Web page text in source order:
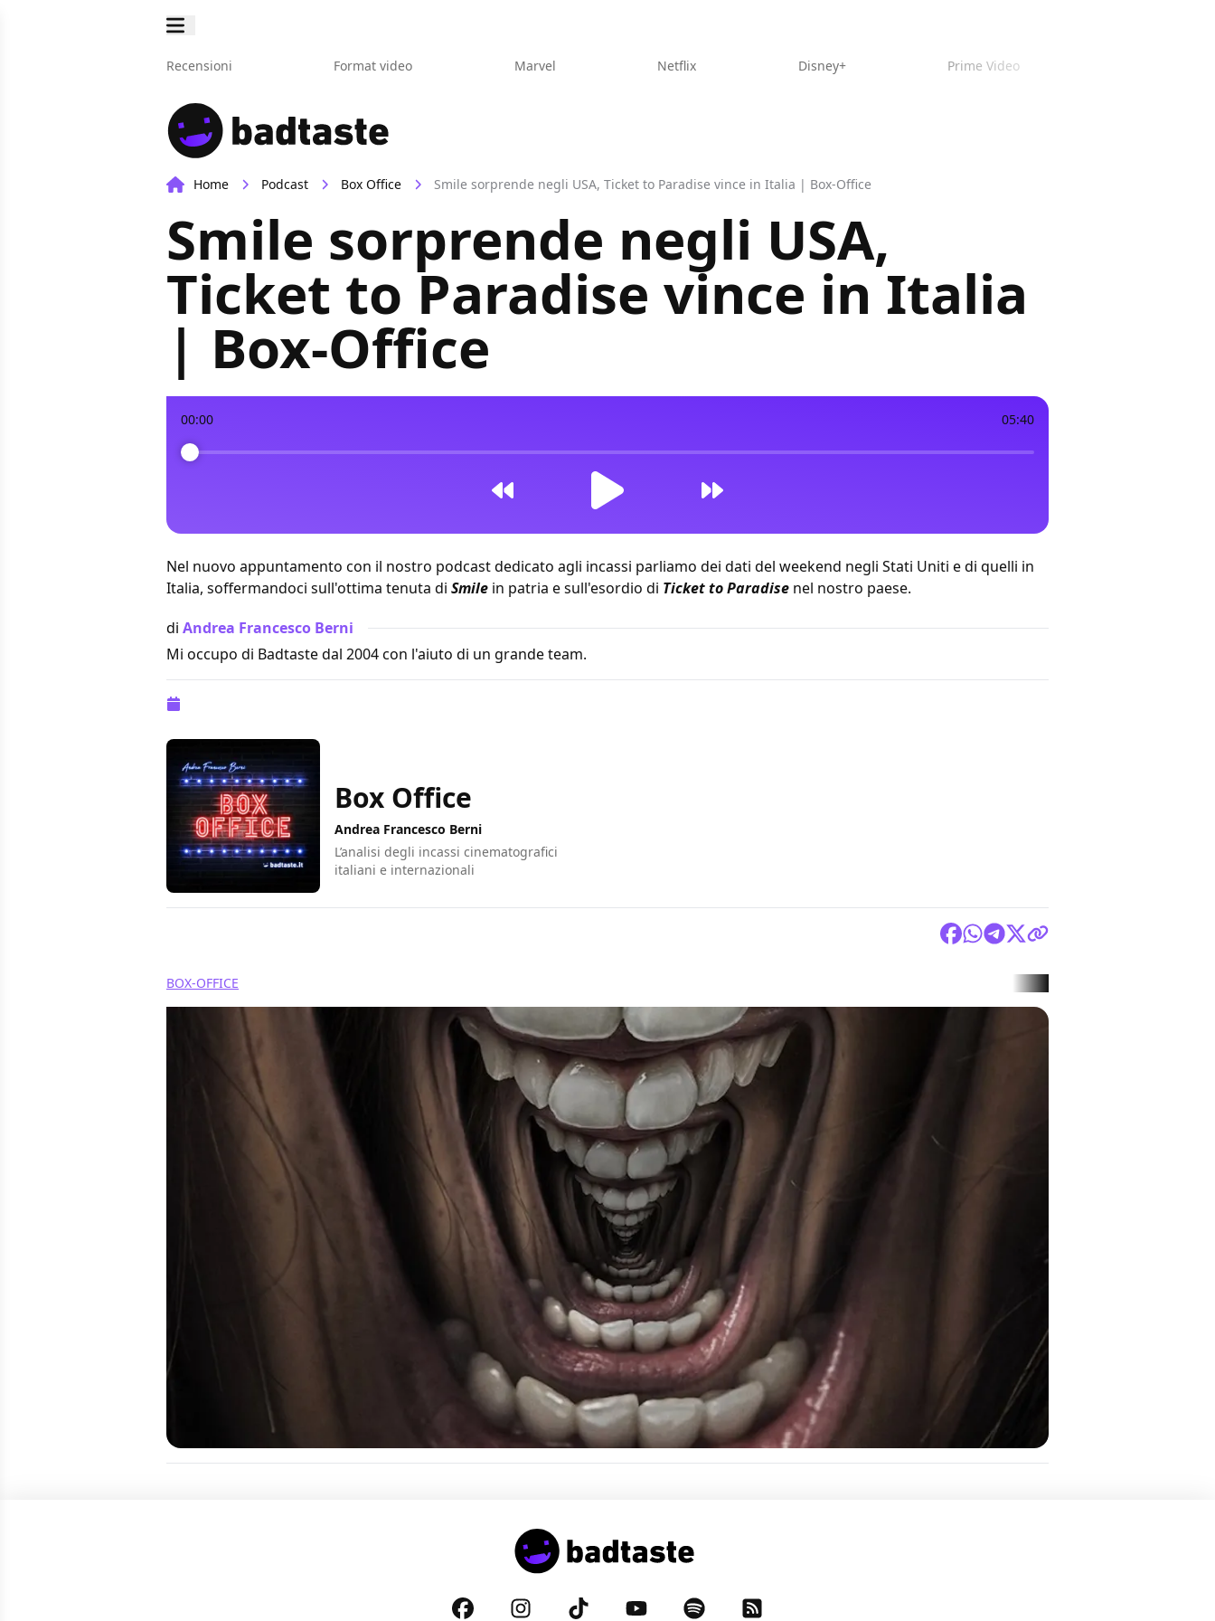
Recensioni Format video Marvel Netflix Disney+ Prime Video
Home Podcast Box Office Smile sorprende negli USA, Ticket to Paradise vince in Italia | Box-Office
Smile sorprende negli USA,
Ticket to Paradise vince in Italia
| Box-Office
00:00 05:40
Nel nuovo appuntamento con il nostro podcast dedicato agli incassi parliamo dei dati del weekend negli Stati Uniti e di quelli in
Italia, soffermandoci sull'ottima tenuta di Smile in patria e sull'esordio di Ticket to Paradise nel nostro paese.
di Andrea Francesco Berni
Mi occupo di Badtaste dal 2004 con l'aiuto di un grande team.
Box Office
Andrea Francesco Berni
L’analisi degli incassi cinematografici
italiani e internazionali
BOX-OFFICE